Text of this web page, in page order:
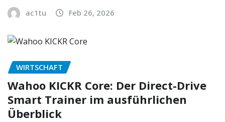
ac1tu Feb 26, 2026
WIRTSCHAFT
Wahoo KICKR Core: Der Direct-Drive
Smart Trainer im ausführlichen
Überblick